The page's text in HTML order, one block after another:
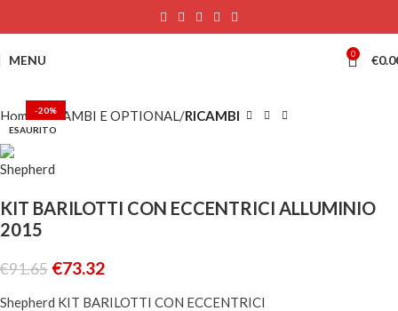
MENU 0 €
-20%
ESAURITO
Home RICAMBI E OPTIONAL RICAMBI
KIT BARILOTTI CON ECCENTRICI ALLUMINIO
2015
€91.65 €73.32
Shepherd KIT BARILOTTI CON ECCENTRICI